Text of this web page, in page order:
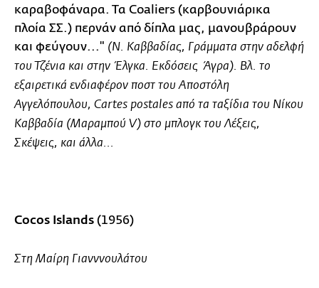
καραβοφάναρα. Τα Coaliers (καρβουνιάρικα
πλοία ΣΣ.) περνάν από δίπλα μας, μανουβράρουν
και φεύγουν..." (Ν. Καββαδίας, Γράμματα στην αδελφή
του Τζένια και στην Έλγκα. Εκδόσεις Άγρα). Βλ. το
εξαιρετικά ενδιαφέρον ποστ του Αποστόλη
Αγγελόπουλου, Cartes postales από τα ταξίδια του Νίκου
Καββαδία (Μαραμπού V) στο μπλογκ τουΛέξεις,
Σκέψεις, και άλλα...
Cocos Islands (1956)
Στη Μαίρη Γιανννουλάτου